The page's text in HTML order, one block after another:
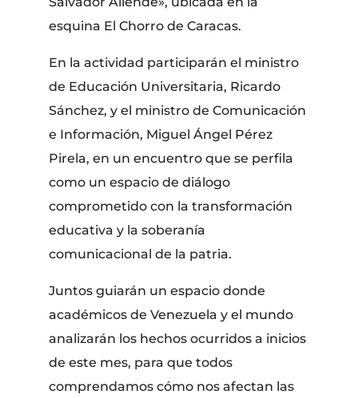
esquina El Chorro de Caracas.
En la actividad participarán el ministro
de Educación Universitaria, Ricardo
Sánchez, y el ministro de Comunicación
e Información, Miguel Ángel Pérez
Pirela, en un encuentro que se perfila
como un espacio de diálogo
comprometido con la transformación
educativa y la soberanía
comunicacional de la patria.
Juntos guiarán un espacio donde
académicos de Venezuela y el mundo
analizarán los hechos ocurridos a inicios
de este mes, para que todos
comprendamos cómo nos afectan las